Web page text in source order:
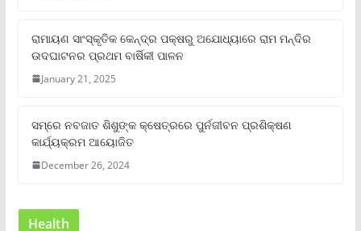
ରାମାୟଣ ସାଂସ୍କୃତିକ କେନ୍ଦ୍ର ପକ୍ଷରୁ ଅଯୋଧ୍ୟାରେ ରାମ ମନ୍ଦିର
ଉଦଘାଟନର ପ୍ରଥମ ବାର୍ଷିକୀ ପାଳନ
January 21, 2025
ସମ୍‌ରେ ନବଜାତ ଶିଶୁଙ୍କ କ୍ଷେତ୍ରରେ ପୁର୍ନଜୀବନ ପ୍ରଶିକ୍ଷଣ
କାର୍ଯ୍ୟକ୍ରମ ଆୟୋଜିତ
December 26, 2024
Health